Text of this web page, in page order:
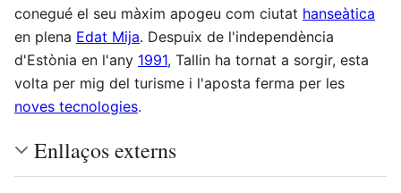
conegué el seu màxim apogeu com ciutat hanseàtica
en plena Edat Mija. Despuix de l'independència
d'Estònia en l'any 1991, Tallin ha tornat a sorgir, esta
volta per mig del turisme i l'aposta ferma per les
noves tecnologies.
Enllaços externs